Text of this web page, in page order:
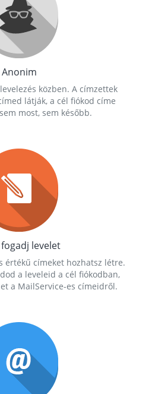
Anonim
közben. A címzettek
látják, a cél fiókod címe
most, sem később.
levelet
értékű címeket hozhatsz létre.
a leveleid a cél fiókodban,
a MailService-es címeidről.